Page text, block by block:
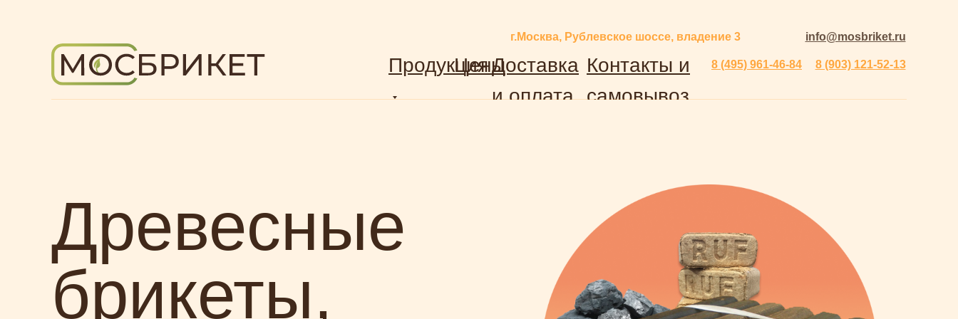
8 (495) 961-46-84
Продукция
ЦеныДоставка
и оплата
Контакты и
самовывоз
г.Москва, Рублевское шоссе, владение 3 info@mosbriket.ru
8 (903) 121-52-13
Древесные
брикеты,